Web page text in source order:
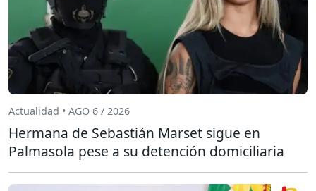
Actualidad • AGO 6 / 2026
Hermana de Sebastián Marset sigue en
Palmasola pese a su detención domiciliaria